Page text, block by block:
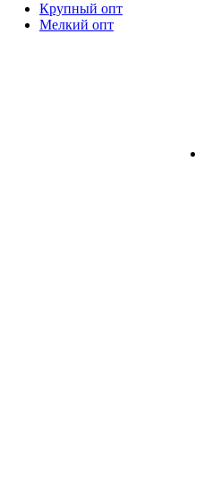
Крупный опт
Мелкий опт